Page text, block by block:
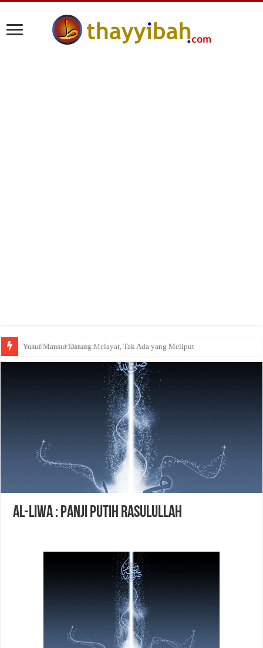
Yusuf Mansur Datang Melayat, Tak Ada yang Meliput
Al-Liwa : Panji Putih Rasulullah